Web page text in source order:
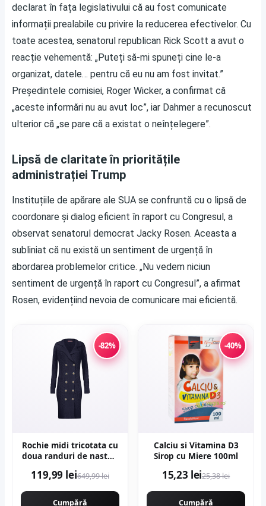
declarat în fața legislativului că au fost comunicate
informații prealabile cu privire la reducerea efectivelor. Cu
toate acestea, senatorul republican Rick Scott a avut o
reacție vehementă: „Puteți să-mi spuneți cine le-a
organizat, datele… pentru că eu nu am fost invitat.”
Președintele comisiei, Roger Wicker, a confirmat că
„aceste informări nu au avut loc”, iar Dahmer a recunoscut
ulterior că „se pare că a existat o neînțelegere”.
Lipsă de claritate în prioritățile
administrației Trump
Instituțiile de apărare ale SUA se confruntă cu o lipsă de
coordonare și dialog eficient în raport cu Congresul, a
observat senatorul democrat Jacky Rosen. Aceasta a
subliniat că nu există un sentiment de urgență în
abordarea problemelor critice. „Nu vedem niciun
sentiment de urgență în raport cu Congresul”, a afirmat
Rosen, evidențiind nevoia de comunicare mai eficientă.
-82%
Rochie midi tricotata cu
doua randuri de nasturi
119,99 lei649,99 lei
Cumpără
-40%
Calciu si Vitamina D3
Sirop cu Miere 100ml
15,23 lei25,38 lei
Cumpără